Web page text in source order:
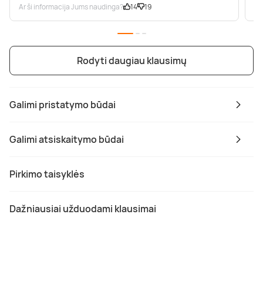
Galimi pristatymo būdai
Galimi atsiskaitymo būdai
Pirkimo taisyklės
Dažniausiai užduodami klausimai
Ar ši informacija Jums naudinga? 14 19
Rodyti daugiau klausimų